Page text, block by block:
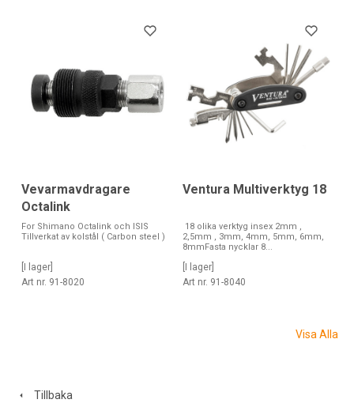
Vevarmavdragare
Octalink
For Shimano Octalink och ISIS
Tillverkat av kolstål ( Carbon steel )
[I lager]
Art nr. 91-8020
Ventura Multiverktyg 18
18 olika verktyg insex 2mm ,
2,5mm , 3mm, 4mm, 5mm, 6mm,
8mmFasta nycklar 8...
[I lager]
Art nr. 91-8040
Visa Alla
Tillbaka